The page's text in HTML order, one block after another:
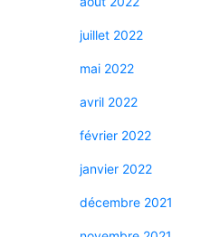
juillet 2022
mai 2022
avril 2022
février 2022
janvier 2022
décembre 2021